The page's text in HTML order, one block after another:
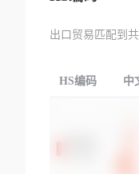
出口贸易匹配到
HS编码 中